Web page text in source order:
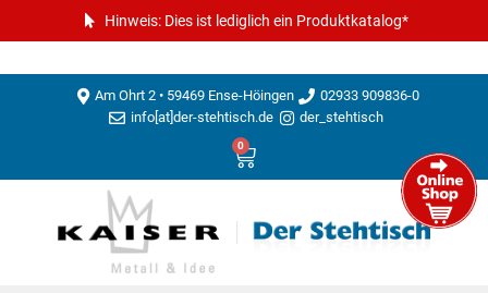
Hinweis: Dies ist lediglich ein Produktkatalog*
Am Ohrt 2 • 59469 Ense-Höingen
02933 909836-0
info[at]der-stehtisch.de
der_stehtisch
0